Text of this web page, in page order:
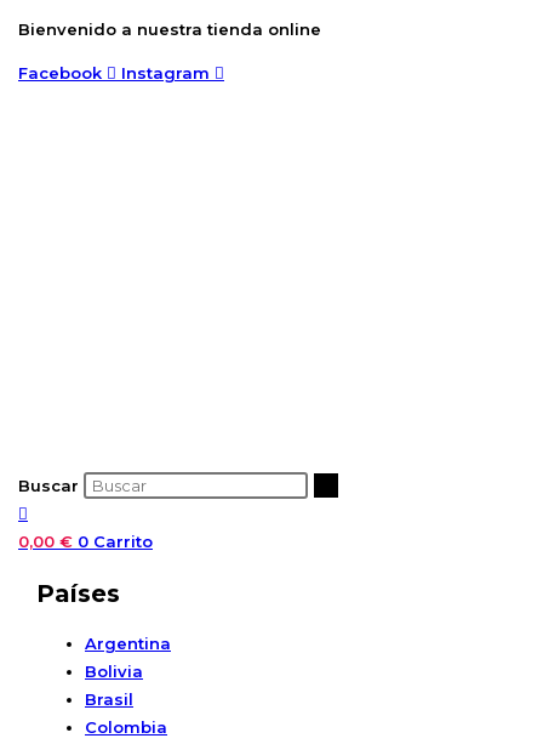
contenido
Bienvenido a nuestra tienda online
Facebook Instagram
Buscar
0,00 € 0 Carrito
Países
Argentina
Bolivia
Brasil
Colombia